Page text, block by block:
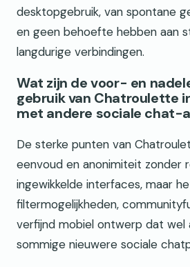
desktopgebruik, van spontane
en geen behoefte hebben aan
langdurige verbindingen.
Wat zijn de voor- en
gebruik van Chatroulette
met andere sociale chat-
De sterke punten van
eenvoud en anonimiteit zonder
ingewikkelde interfaces, maar
filtermogelijkheden,
verfijnd mobiel ontwerp dat wel
sommige nieuwere sociale